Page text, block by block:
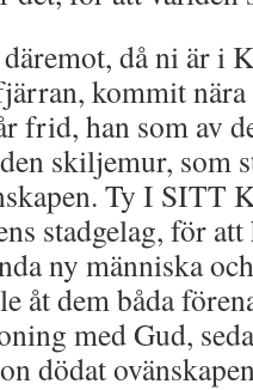
då ni är i
kommit
frid, han som av
skiljemur, som
Ty I SITT
stadgelag, för
ny människa
åt dem båda
med Gud,
dödat